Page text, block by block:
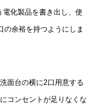
化製品を書き出し、使
の余裕を持つようにしま
面台の横に2口用意する
コンセントが足りなくな